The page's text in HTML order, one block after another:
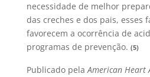
necessidade de melhor
das creches e dos pais, esses
favorecem a ocorrência de
programas de prevenção. (5)
Publicado pelaAmerican Heart